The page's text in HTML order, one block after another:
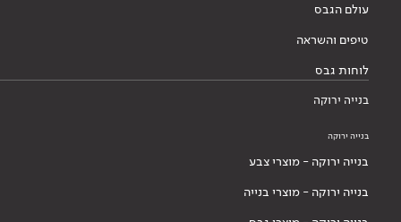
עולם הגבס
טיפים והשראה
לוחות גבס
בנייה ירוקה
בנייה ירוקה
בנייה ירוקה - מוצרי צבע
בנייה ירוקה - מוצרי בנייה